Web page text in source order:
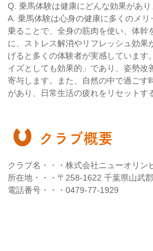
Q. 乗馬体験は健康にどんな効果があり
A. 乗馬体験は心身の健康に多くのメ
乗ることで、全身の筋肉を使い、体幹
に、ストレス解消やリフレッシュ効果
げると多くの体験者が実感しています
イズとしても効果的」であり、姿勢改
寄与します。また、自然の中で過ごす
があり、日常生活の疲れをリセットす
クラブ概要
クラブ名・・・株式会社ニューオリン
所在地・・・〒258-1622 千葉県山武
電話番号・・・0479-77-1929